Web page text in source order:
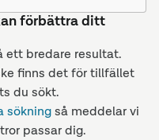
förbättra ditt
ett bredare resultat.
finns det för tillfället
du sökt.
sökningså meddelar vi
passar dig.